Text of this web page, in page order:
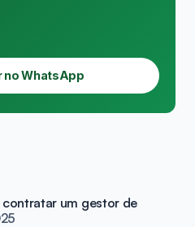
no WhatsApp
um gestor de